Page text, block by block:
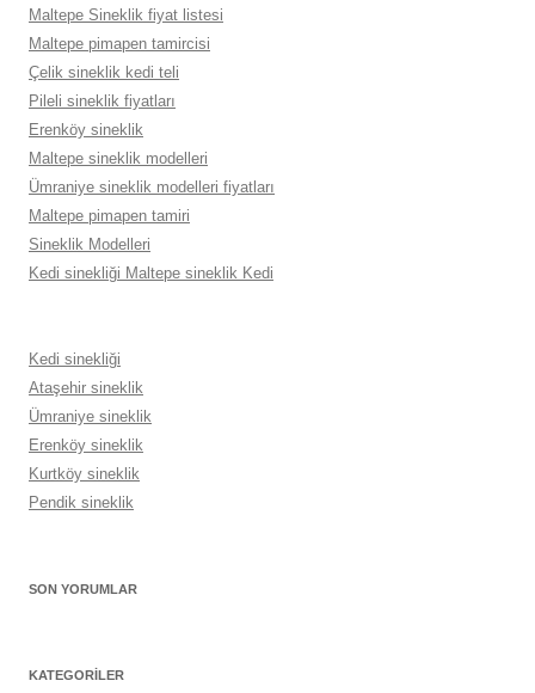
Maltepe Sineklik fiyat listesi
Maltepe pimapen tamircisi
Çelik sineklik kedi teli
Pileli sineklik fiyatları
Erenköy sineklik
Maltepe sineklik modelleri
Ümraniye sineklik modelleri fiyatları
Maltepe pimapen tamiri
Sineklik Modelleri
Kedi sinekliği Maltepe sineklik Kedi
Kedi sinekliği
Ataşehir sineklik
Ümraniye sineklik
Erenköy sineklik
Kurtköy sineklik
Pendik sineklik
SON YORUMLAR
KATEGORILER